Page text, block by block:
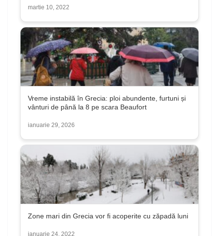
martie 10, 2022
Vreme instabilă în Grecia: ploi abundente, furtuni și
vânturi de până la 8 pe scara Beaufort
ianuarie 29, 2026
Zone mari din Grecia vor fi acoperite cu zăpadă luni
ianuarie 24, 2022